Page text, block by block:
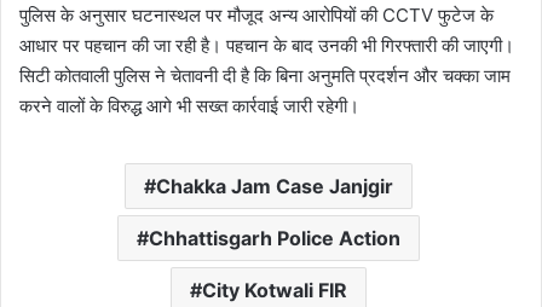
पुलिस के अनुसार घटनास्थल पर मौजूद अन्य आरोपियों की CCTV फुटेज के
आधार पर पहचान की जा रही है। पहचान के बाद उनकी भी गिरफ्तारी की जाएगी।
सिटी कोतवाली पुलिस ने चेतावनी दी है कि बिना अनुमति प्रदर्शन और चक्का जाम
करने वालों के विरुद्ध आगे भी सख्त कार्रवाई जारी रहेगी।
Chakka Jam Case Janjgir
Chhattisgarh Police Action
City Kotwali FIR